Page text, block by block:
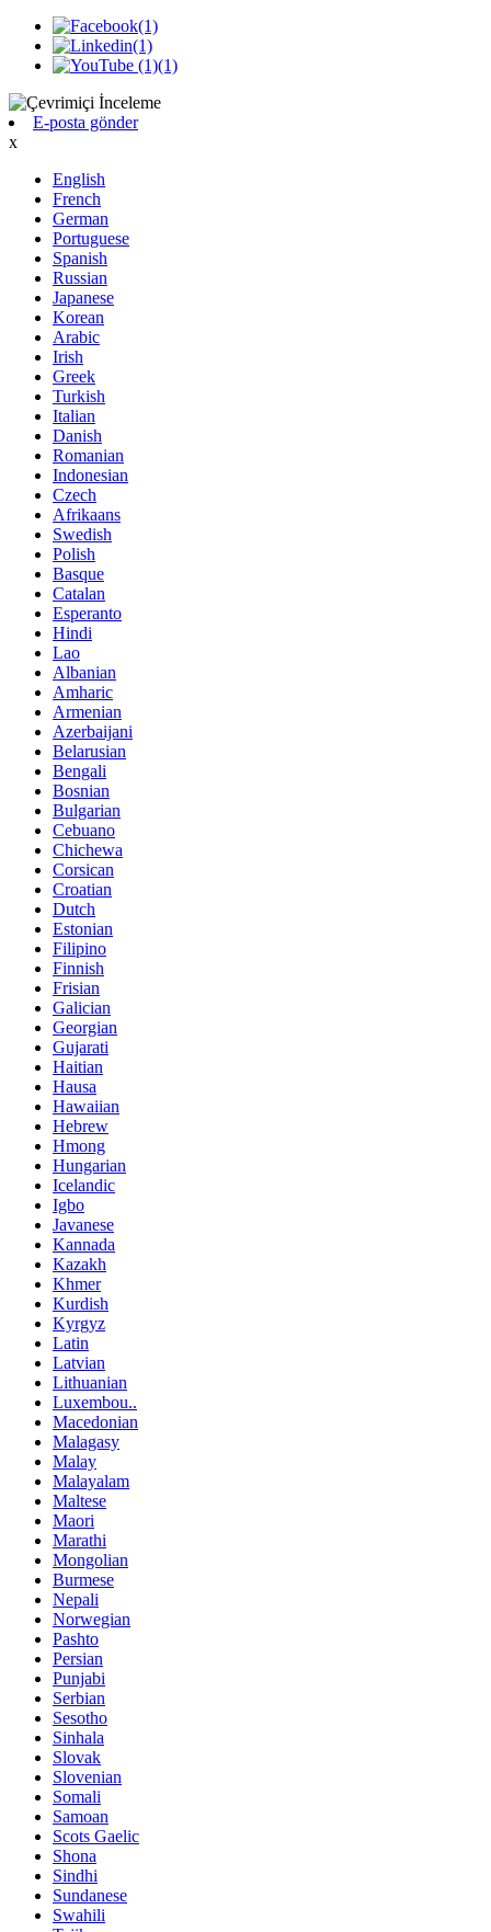
E-posta gönder
x
English
French
German
Portuguese
Spanish
Russian
Japanese
Korean
Arabic
Irish
Greek
Turkish
Italian
Danish
Romanian
Indonesian
Czech
Afrikaans
Swedish
Polish
Basque
Catalan
Esperanto
Hindi
Lao
Albanian
Amharic
Armenian
Azerbaijani
Belarusian
Bengali
Bosnian
Bulgarian
Cebuano
Chichewa
Corsican
Croatian
Dutch
Estonian
Filipino
Finnish
Frisian
Galician
Georgian
Gujarati
Haitian
Hausa
Hawaiian
Hebrew
Hmong
Hungarian
Icelandic
Igbo
Javanese
Kannada
Kazakh
Khmer
Kurdish
Kyrgyz
Latin
Latvian
Lithuanian
Luxembou..
Macedonian
Malagasy
Malay
Malayalam
Maltese
Maori
Marathi
Mongolian
Burmese
Nepali
Norwegian
Pashto
Persian
Punjabi
Serbian
Sesotho
Sinhala
Slovak
Slovenian
Somali
Samoan
Scots Gaelic
Shona
Sindhi
Sundanese
Swahili